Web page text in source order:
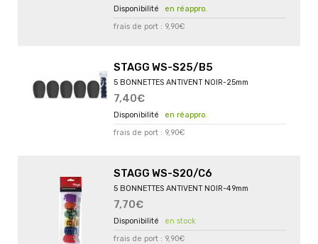
en réappro.
frais de port : 9,90€
STAGG WS-S25/B5
5 BONNETTES ANTIVENT NOIR-25mm
7,40€
en réappro.
frais de port : 9,90€
STAGG WS-S20/C6
5 BONNETTES ANTIVENT NOIR-49mm
7,70€
en stock
frais de port : 9,90€